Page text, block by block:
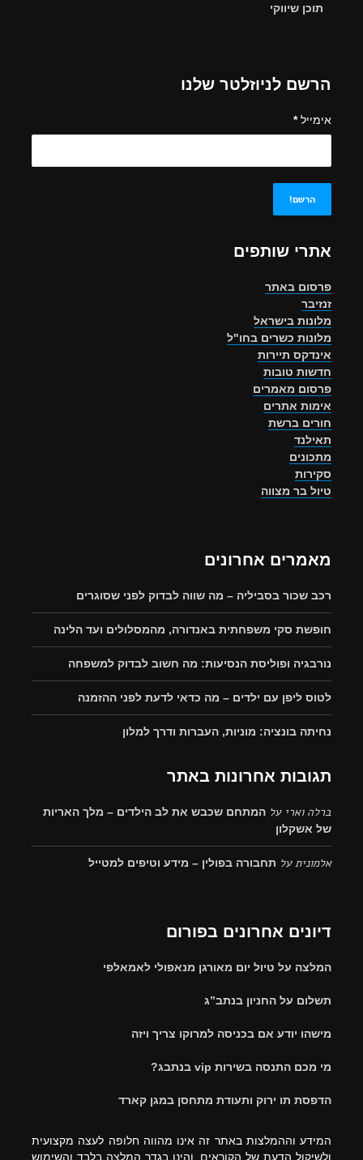
תוכן שיווקי
הרשם לניוזלטר שלנו
אימייל*
אתרי שותפים
פרסום באתר
זנזיבר
מלונות בישראל
מלונות כשרים בחו"ל
אינדקס תיירות
חדשות טובות
פרסום מאמרים
אימות אתרים
חורים ברשת
תאילנד
מתכונים
סקירות
טיול בר מצווה
מאמרים אחרונים
רכב שכור בסביליה – מה שווה לבדוק לפני שסוגרים
חופשת סקי משפחתית באנדורה, מהמסלולים ועד הלינה
נורבגיה ופוליסת הנסיעות: מה חשוב לבדוק למשפחה
לטוס ליפן עם ילדים – מה כדאי לדעת לפני ההזמנה
נחיתה בונציה: מוניות, העברות ודרך למלון
תגובות אחרונות באתר
ברלה וארי על המתחם שכבש את לב הילדים – מלך האריות
של אשקלון
אלמוניתעל תחבורה בפולין – מידע וטיפים למטייל
דיונים אחרונים בפורום
המלצה על טיול יום מאורגן מנאפולי לאמאלפי
תשלום על החניון בנתב”ג
מישהו יודע אם בכניסה למרוקו צריך ויזה
מי מכם התנסה בשירות vip בנתבג?
הדפסת תו ירוק ותעודת מתחסן במגן קארד
המידע וההמלצות באתר זה אינו מהווה חלופה לעצה מקצועית
ולשיקול הדעת של הקוראים, והינו בגדר המלצה בלבד והשימוש